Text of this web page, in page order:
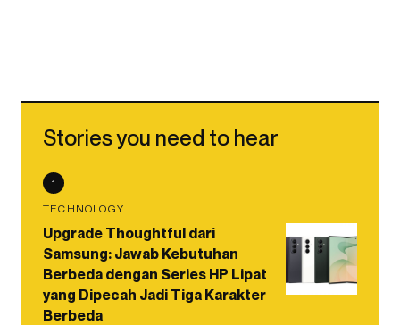
Stories you need to hear
1
TECHNOLOGY
Upgrade Thoughtful dari
Samsung: Jawab Kebutuhan
Berbeda dengan Series HP Lipat
yang Dipecah Jadi Tiga Karakter
Berbeda